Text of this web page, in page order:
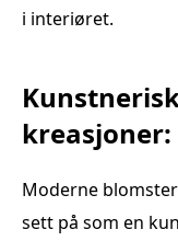
i interiøret.
Moderne
sett på som en